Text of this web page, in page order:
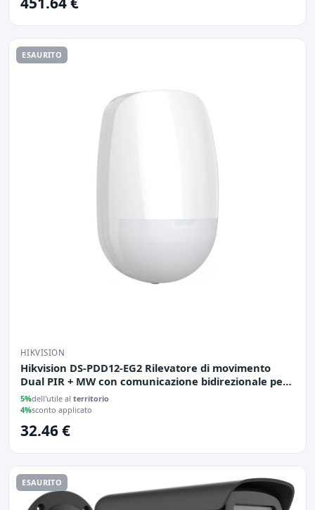
ESAURITO
HIKVISION
Hikvision DS-PDD12-EG2 Rilevatore di movimento
Dual PIR + MW con comunicazione bidirezionale per
installazione interna
5%dell'utile al territorio
4%sconto applicato
32.46 €
ESAURITO